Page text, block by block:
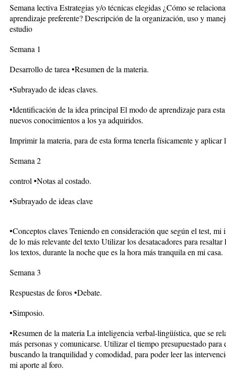
Semana lectiva Estrategias y/o técnicas elegidas ¿Cómo se
aprendizaje preferente? Descripción de la organización, uso y
estudio
Semana 1
Desarrollo de tarea •Resumen de la materia.
•Subrayado de ideas claves.
•Identificación de la idea principal El modo de aprendizaje para
nuevos conocimientos a los ya adquiridos.
Imprimir la materia, para de esta forma tenerla físicamente y aplicar
Semana 2
control •Notas al costado.
•Subrayado de ideas clave
•Conceptos claves Teniendo en consideración que según el test,
de lo más relevante del texto Utilizar los desatacadores para
los textos, durante la noche que es la hora más tranquila en mi casa.
Semana 3
Respuestas de foros •Debate.
•Simposio.
•Resumen de la materia La inteligencia verbal-lingüística, que se
más personas y comunicarse. Utilizar el tiempo presupuestado
buscando la tranquilidad y comodidad, para poder leer las
mi aporte al foro.